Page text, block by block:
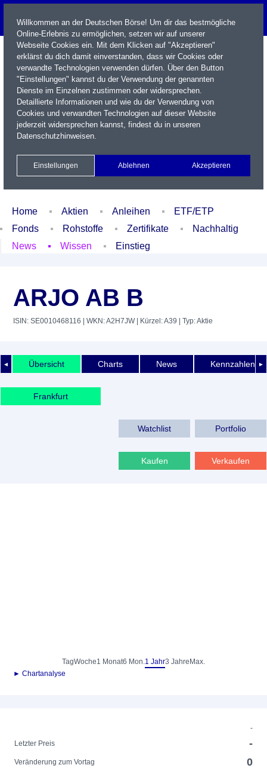
Name / WKN / ISIN / Kürzel
Xetra Realtime
Watchlist Portfolio Login
Home Aktien Anleihen
ETF/ETP
Fonds
Rohstoffe Zertifikate
Nachhaltig
News
Wissen Einstieg
ARJO AB B
ISIN: SE0010468116 | WKN: A2H7JW| Kürzel: A39 | Typ: Aktie
◄ ►
Übersicht Charts News Kennzahlen
Frankfurt
Watchlist Portfolio
Kaufen Verkaufen
TagWoche1 Monat6 Mon.1 Jahr3 Jahre Max.
► Chartanalyse
-
Letzter Preis
-
Veränderung zum Vortag 0
Willkommen an der Deutschen Börse! Um dir das bestmögliche
Online-Erlebnis zu ermöglichen, setzen wir auf unserer
Webseite Cookies ein. Mit dem Klicken auf "Akzeptieren"
erklärst du dich damit einverstanden, dass wir Cookies oder
verwandte Technologien verwenden dürfen. Über den Button
"Einstellungen" kannst du der Verwendung der genannten
Dienste im Einzelnen zustimmen oder widersprechen.
Detaillierte Informationen und wie du der Verwendung von
Cookies und verwandten Technologien auf dieser Website
jederzeit widersprechen kannst, findest du in unseren
Datenschutzhinweisen.
Einstellungen Ablehnen Akzeptieren